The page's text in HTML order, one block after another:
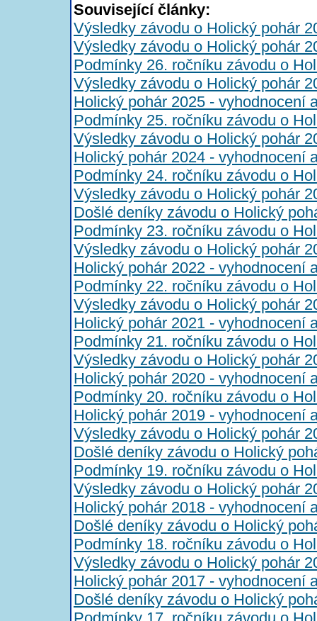
Související články:
Výsledky závodu o Holický pohár
Výsledky závodu o Holický pohár
Podmínky 26. ročníku závodu o
Výsledky závodu o Holický pohár
Holický pohár 2025 - vyhodnocení
Podmínky 25. ročníku závodu o
Výsledky závodu o Holický pohár
Holický pohár 2024 - vyhodnocení
Podmínky 24. ročníku závodu o
Výsledky závodu o Holický pohár
Došlé deníky závodu o Holický
Podmínky 23. ročníku závodu o
Výsledky závodu o Holický pohár
Holický pohár 2022 - vyhodnocení
Podmínky 22. ročníku závodu o
Výsledky závodu o Holický pohár
Holický pohár 2021 - vyhodnocení
Podmínky 21. ročníku závodu o
Výsledky závodu o Holický pohár
Holický pohár 2020 - vyhodnocení
Podmínky 20. ročníku závodu o
Holický pohár 2019 - vyhodnocení
Výsledky závodu o Holický pohár
Došlé deníky závodu o Holický
Podmínky 19. ročníku závodu o
Výsledky závodu o Holický pohár
Holický pohár 2018 - vyhodnocení
Došlé deníky závodu o Holický
Podmínky 18. ročníku závodu o
Výsledky závodu o Holický pohár
Holický pohár 2017 - vyhodnocení
Došlé deníky závodu o Holický